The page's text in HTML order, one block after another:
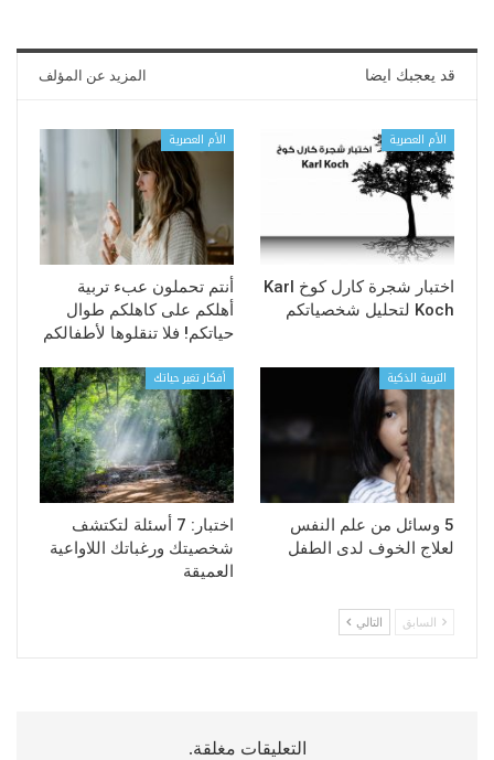
قد يعجبك ايضا المزيد عن المؤلف
الأم العصرية
اختبار شجرة كارل كوخ Karl
Koch لتحليل شخصياتكم
الأم العصرية
أنتم تحملون عبء تربية
أهلكم على كاهلكم طوال
حياتكم! فلا تنقلوها لأطفالكم
التربية الذكية
5 وسائل من علم النفس
لعلاج الخوف لدى الطفل
أفكار تغير حياتك
اختبار: 7 أسئلة لتكتشف
شخصيتك ورغباتك اللاواعية
العميقة
السابق التالي
التعليقات مغلقة.